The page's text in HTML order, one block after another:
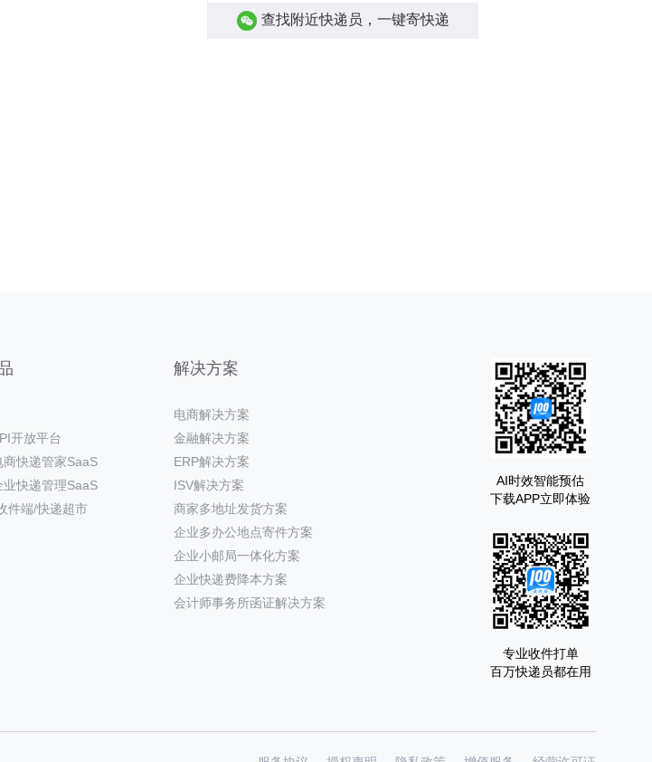
查找附近快递员，一键寄快递
开放平台
商快递管家SaaS
业快递管理SaaS
件端/快递超市
解决方案
电商解决方案
金融解决方案
ERP解决方案
ISV解决方案
商家多地址发货方案
企业多办公地点寄件方案
企业小邮局一体化方案
企业快递费降本方案
会计师事务所函证解决方案
AI时效智能预估
下载APP立即体验
专业收件打单
百万快递员都在用